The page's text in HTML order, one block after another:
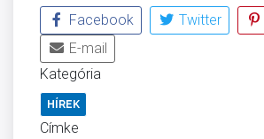
Facebook
Twitter
E-mail
Kategória
HÍREK
Címke